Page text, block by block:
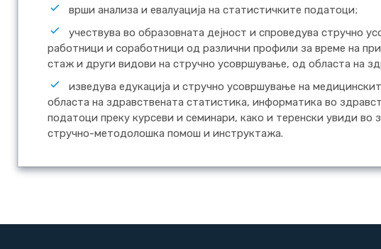
врши анализа и евалуација на статистичките податоци;
учествува во образовната дејност и спроведува стручно
работници и соработници од различни профили за време на
стаж и други видови на стручно усовршување, од областа на
изведува едукација и стручно усовршување на
областа на здравствената статистика, информатика во
податоци преку курсеви и семинари, како и теренски увиди во
стручно-методолошка помош и инструктажа.